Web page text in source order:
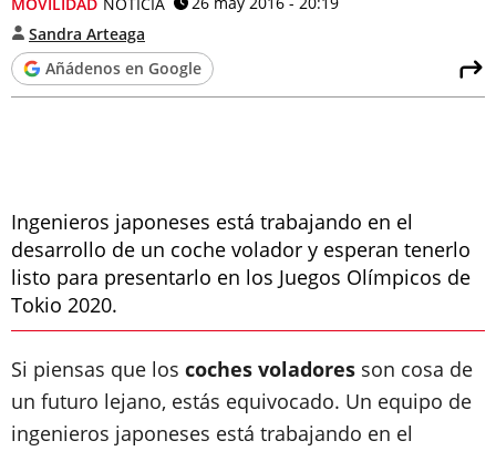
Sandra Arteaga
Añádenos en Google
Ingenieros japoneses está trabajando en el
desarrollo de un coche volador y esperan tenerlo
listo para presentarlo en los Juegos Olímpicos de
Tokio 2020.
Si piensas que los coches voladores son cosa de
un futuro lejano, estás equivocado. Un equipo de
ingenieros japoneses está trabajando en el